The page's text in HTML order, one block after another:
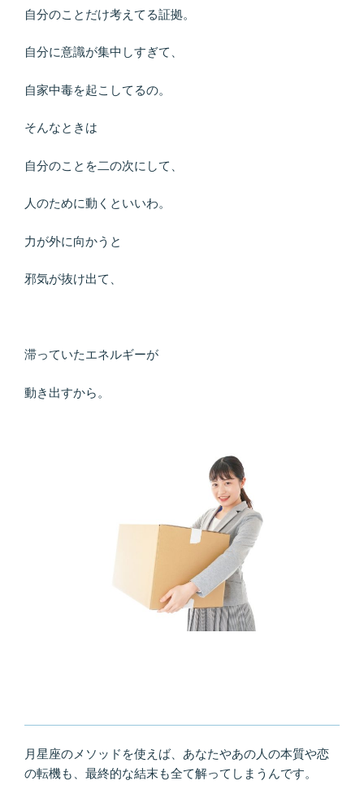
自分のことだけ考えてる証拠。
自分に意識が集中しすぎて、
自家中毒を起こしてるの。
そんなときは
自分のことを二の次にして、
人のために動くといいわ。
力が外に向かうと
邪気が抜け出て、
滞っていたエネルギーが
動き出すから。
月星座のメソッドを使えば、あなたやあの人の本質や恋
の転機も、最終的な結末も全て解ってしまうんです。